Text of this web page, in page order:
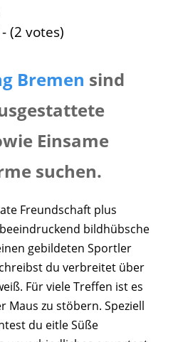
(2 votes)
Bremen sind
Einsame
suchen.
Freundschaft plus
bildhübsche
gebildeten Sportler
du verbreitet über
Für viele Treffen ist es
zu stöbern. Speziell
du eitle Süße